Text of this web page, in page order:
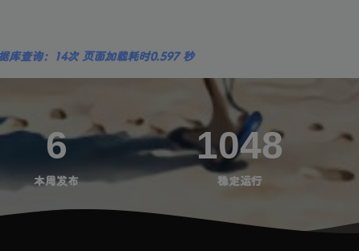
库查询：14次 页面加载耗时0.597 秒
6
本周发布
1048
稳定运行